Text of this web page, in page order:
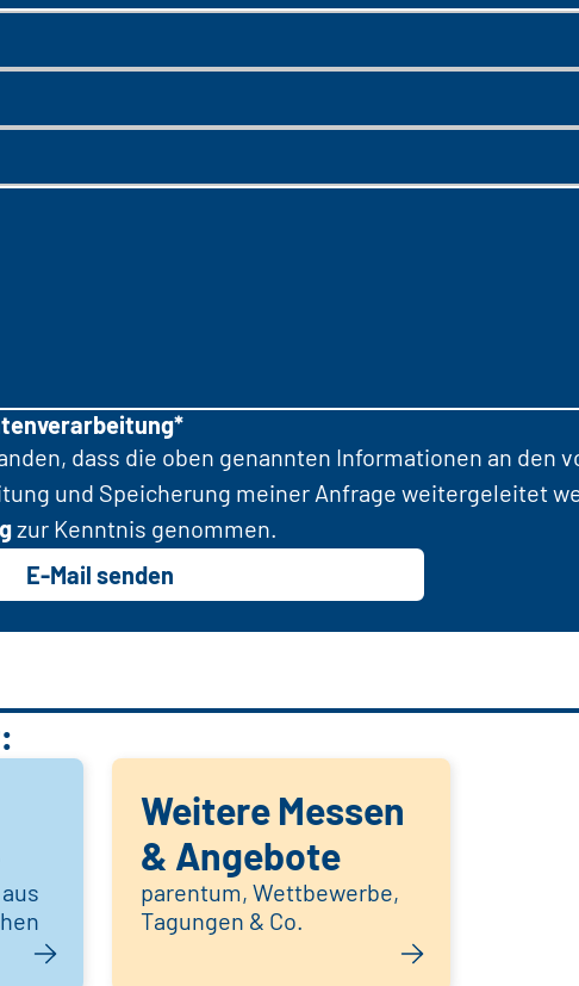
dass die oben genannten Informationen an den
und Speicherung meiner Anfrage weitergeleitet
zur Kenntnis genommen.
E-Mail senden
Weitere Messen
& Angebote
parentum, Wettbewerbe,
Tagungen & Co.